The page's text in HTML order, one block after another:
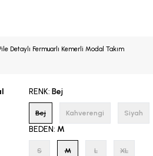
Detaylı Fermuarlı Kemerli Modal Takım
RENK: Bej
Bej Kahverengi Siyah
BEDEN: M
S M L XL